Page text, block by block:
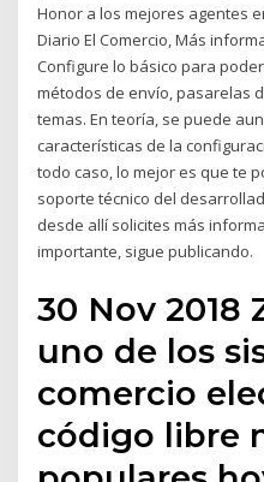
Honor a los mejores agentes
Diario El Comercio, Más
Configure lo básico para
métodos de envío, pasarelas
temas. En teoría, se puede
características de la
todo caso, lo mejor es que te
soporte técnico del
desde allí solicites más
importante, sigue publicando.
30 Nov 2018
uno de los
comercio
código libre